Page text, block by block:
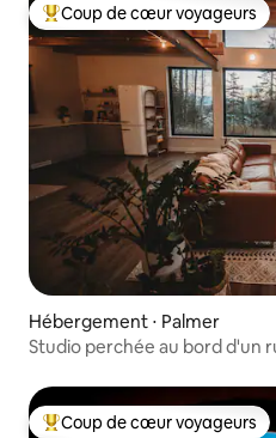
Coups de cœur voyageurs
Coup de cœur voyageurs
Hébergement ⋅ Palmer
Studio perchée au bord d'un
Coups de cœur voyageurs les
Coup de cœur voyageurs